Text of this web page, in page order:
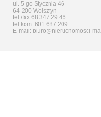
ul. 5-go Stycznia 46
64-200 Wolsztyn
tel./fax 68 347 29 46
tel.kom. 601 687 209
E-mail: biuro@nieruchomosci-